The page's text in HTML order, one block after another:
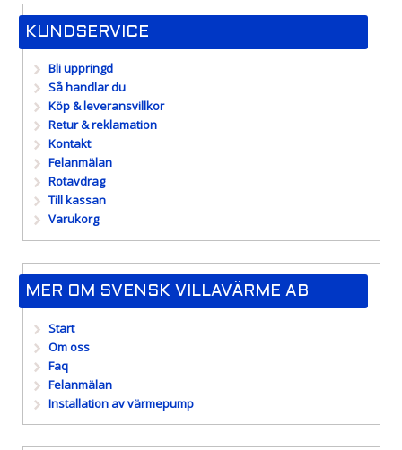
KUNDSERVICE
Bli uppringd
Så handlar du
Köp & leveransvillkor
Retur & reklamation
Kontakt
Felanmälan
Rotavdrag
Till kassan
Varukorg
MER OM SVENSK VILLAVÄRME AB
Start
Om oss
Faq
Felanmälan
Installation av värmepump